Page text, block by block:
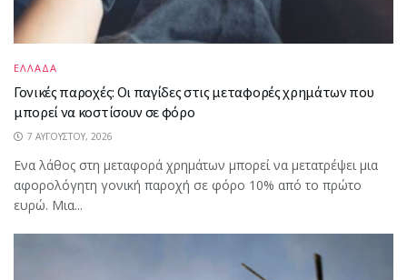
ΕΛΛΑΔΑ
Γονικές παροχές: Οι παγίδες στις μεταφορές χρημάτων που
μπορεί να κοστίσουν σε φόρο
7 ΑΥΓΟΎΣΤΟΥ, 2026
Ενα λάθος στη μεταφορά χρημάτων μπορεί να μετατρέψει μια
αφορολόγητη γονική παροχή σε φόρο 10% από το πρώτο
ευρώ. Μια...